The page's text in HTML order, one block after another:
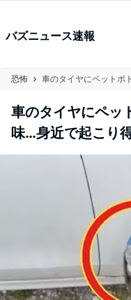
バズニュース速報
恐怖
車のタイヤにペッ
味…身近で起こり